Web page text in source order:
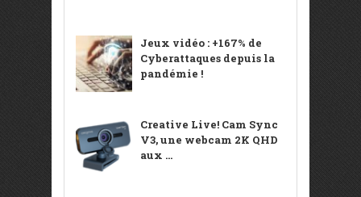
Jeux vidéo : +167% de
Cyberattaques depuis la
pandémie !
Creative Live! Cam Sync
V3, une webcam 2K QHD
aux ...